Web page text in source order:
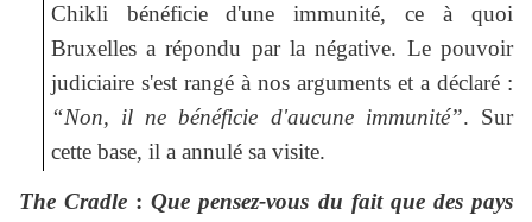
Chikli bénéficie d'une immunité, ce à quoi
Bruxelles a répondu par la négative. Le pouvoir
judiciaire s'est rangé à nos arguments et a déclaré :
“Non, il ne bénéficie d'aucune immunité”. Sur
cette base, il a annulé sa visite.
The Cradle :Que pensez-vous du fait que des pays